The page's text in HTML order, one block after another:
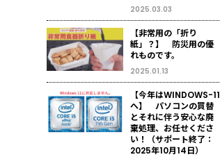
2025.03.03
【非常用の「折り
紙」？】 防災用の優
れものです。
2025.01.13
【今年はWINDOWS-11
へ】 パソコンの買替
とそれに伴う安心な廃
棄処理、お任せくださ
い！（サポート終了：
2025年10月14日）